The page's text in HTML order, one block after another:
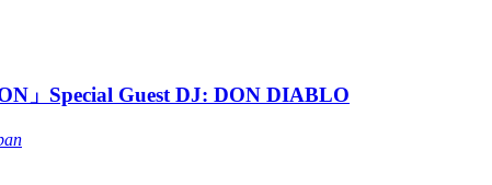
」Special Guest DJ: DON DIABLO